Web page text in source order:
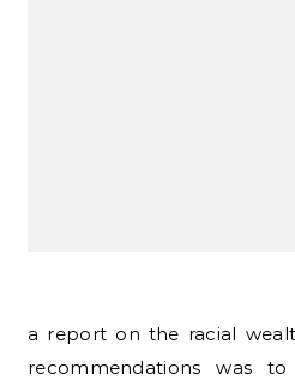
a report on the racial wealth gap and one of the
recommendations was